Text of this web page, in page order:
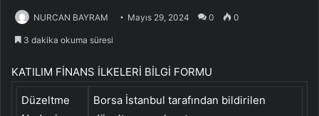
NURCAN BAYRAM Mayıs 29, 2024 0 0
3 dakika okuma süresi
KATILIM FİNANS İLKELERİ BİLGİ FORMU
Düzeltme
Borsa İstanbul tarafından bildirilen